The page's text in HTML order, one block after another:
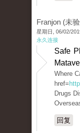
Franjon (未
星期日, 06/02/
永久连接
Safe
Where
href=
Drugs
回复